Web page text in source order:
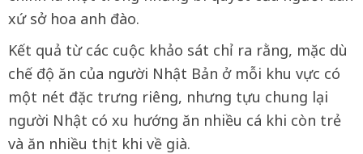
xứ sở hoa anh đào.
Kết quả từ các cuộc khảo sát chỉ ra rằng, mặc dù
chế độ ăn của người Nhật Bản ở mỗi khu vực có
một nét đặc trưng riêng, nhưng tựu chung lại
người Nhật có xu hướng ăn nhiều cá khi còn trẻ
và ăn nhiều thịt khi về già.